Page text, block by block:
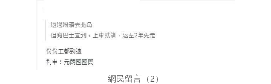
網民留言（2）